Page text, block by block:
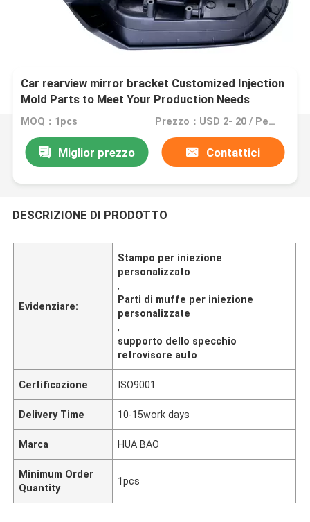
Car rearview mirror bracket Customized Injection
Mold Parts to Meet Your Production Needs
(Componenti di stampo di iniezione personalizzati
per soddisfare i vostri bisogni di produzione)
MOQ：1pcs Prezzo：USD 2- 20 / Per Square Meter (M2)
Miglior prezzo Contattici
DESCRIZIONE DI PRODOTTO
Evidenziare:
Stampo per iniezione
personalizzato
,
Parti di muffe per iniezione
personalizzate
,
supporto dello specchio
retrovisore auto
Certificazione ISO9001
Delivery Time 10-15work days
Marca HUA BAO
Minimum Order
Quantity
1pcs